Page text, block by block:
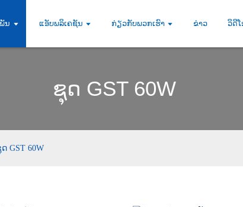
ນ ແອັບພລິເຄຊັນ ກ່ຽວກັບພວກເຮົາ ຂ່າວ ວິດີໂ
ຊຸດ GST 60W
GST 60W